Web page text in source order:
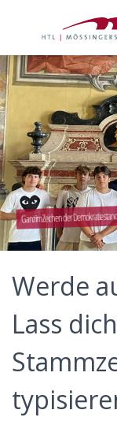
Ganz im Zeichen der Demokratie
Werde
Lass